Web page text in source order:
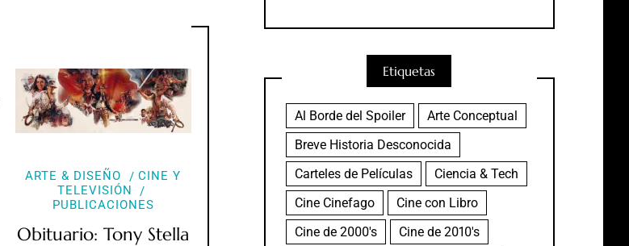
ARTE & DISEÑO
CINE Y
TELEVISIÓN
PUBLICACIONES
Obituario: Tony Stella
Etiquetas
Al Borde del Spoiler
Arte Conceptual
Breve Historia Desconocida
Carteles de Películas
Ciencia & Tech
Cine Cinefago
Cine con Libro
Cine de 2000's
Cine de 2010's